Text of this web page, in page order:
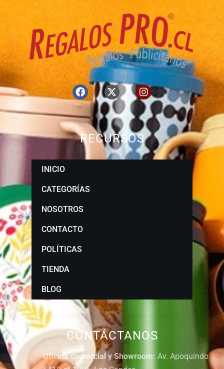
CONTÁCTANOS
Oficina comercial y Showroom: Av. Apoquindo
RECURSOS
INICIO
CATEGORÍAS
NOSOTROS
CONTACTO
POLÍTICAS
TIENDA
BLOG